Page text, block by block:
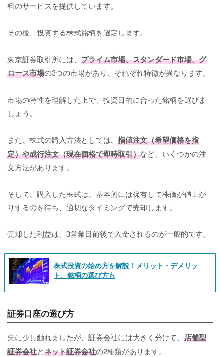
料のサービスを提供しています。
その後、投資する株式銘柄を選定します。
東京証券取引所には、 プライム市場、スタンダード市場、グ
ロース市場の3つの市場があり、それぞれ特徴が異なります。
市場の特性を理解した上で、投資目的に合った銘柄を選びま
しょう。
また、株式の購入方法としては、 指値注文（希望価格を指
定）や成行注文（現在価格で即時取引）など、いくつかの注
文方法があります。
そして、購入した株式は、基本的には保有して株価が値上が
りするのを待ち、適切なタイミングで売却します。
売却した利益は、3営業日前後で入金されるのが一般的です。
株式投資の始め方を解説！メリット・デメリッ
ト、銘柄の選び方も
証券口座の選び方
先に少し触れましたが、証券会社には大きく分けて、 店舗型
証券会社とネット証券会社の2種類があります。